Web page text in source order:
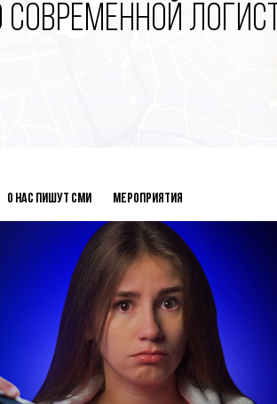
СОВРЕМЕННОЙ
О нас пишут СМИ Мероприятия